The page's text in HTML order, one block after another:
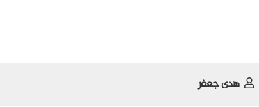
هدى جعفر